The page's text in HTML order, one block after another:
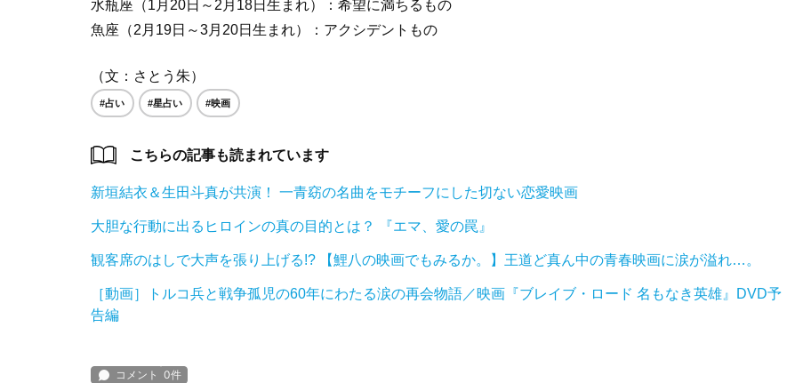
水瓶座（1月20日～2月18日生まれ）：希望に満ちるもの
魚座（2月19日～3月20日生まれ）：アクシデントもの
（文：さとう朱）
#占い #星占い #映画
こちらの記事も読まれています
新垣結衣＆生田斗真が共演！ 一青窈の名曲をモチーフにした切ない恋愛映画
大胆な行動に出るヒロインの真の目的とは？ 『エマ、愛の罠』
観客席のはしで大声を張り上げる!? 【鯉八の映画でもみるか。】王道ど真ん中の青春映画に涙が溢れ…。
［動画］トルコ兵と戦争孤児の60年にわたる涙の再会物語／映画『ブレイブ・ロード 名もなき英雄』DVD予
告編